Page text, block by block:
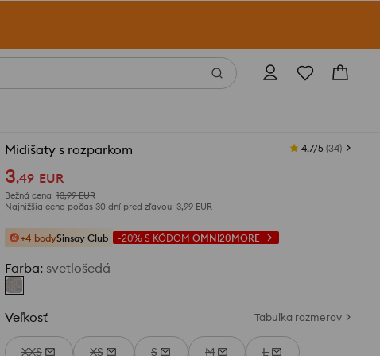
Midišaty s rozparkom 4,7/5 (34)
3,49 EUR
Bežná cena 13,99 EUR
Najnižšia cena počas 30 dní pred zľavou 3,99 EUR
+4 bodySinsay Club -20% S KÓDOM OMNI20MORE
Farba: svetlošedá
Veľkosť Tabuľka rozmerov
XXS XS S M L